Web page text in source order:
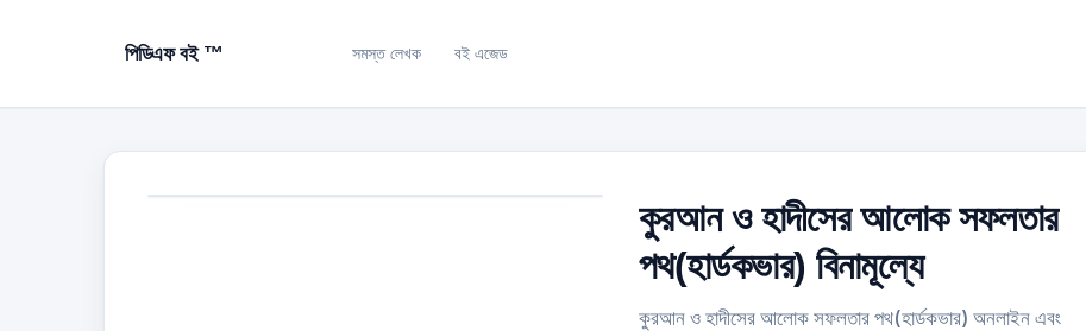
পিডিএফ বই ™ সমস্ত লেখক বই এজেড
কুরআন ও হাদীসের আলোক সফলতার
পথ(হার্ডকভার) বিনামূল্যে
কুরআন ও হাদীসের আলোক সফলতার পথ(হার্ডকভার) অনলাইন এবং